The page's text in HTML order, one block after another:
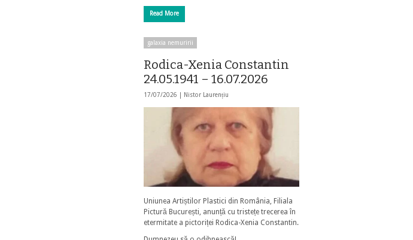
Read More
galaxia nemuririi
Rodica-Xenia Constantin
24.05.1941 – 16.07.2026
17/07/2026 | Nistor Laurențiu
Uniunea Artiștilor Plastici din România, Filiala
Pictură București, anunță cu tristețe trecerea în
etermitate a pictoriței Rodica-Xenia Constantin.